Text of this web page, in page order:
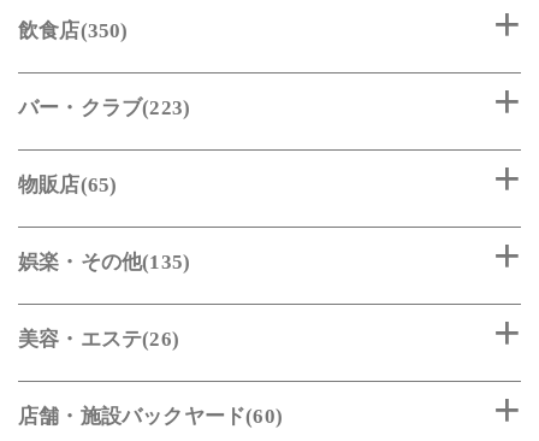
飲食店(350)
バー・クラブ(223)
物販店(65)
娯楽・その他(135)
美容・エステ(26)
店舗・施設バックヤード(60)